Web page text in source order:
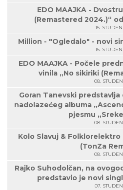
EDO MAAJKA -
(Remastered 2024.)“
15. STUDENI
Million - "Ogledalo" - novi
15. STUDENI
EDO MAAJKA - Počele
vinila „No sikiriki
08.
Goran Tanevski
nadolazećeg albuma
pjesmu
08.
Kolo Slavuj &
(TonZa
08.
Rajko Suhodolčan, na
predstavio je novi
07.